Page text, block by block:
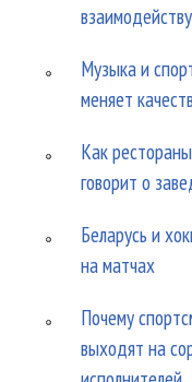
Музыка и
меняет
Как
говорит о
Беларусь и
на матчах
Почему
выходят на